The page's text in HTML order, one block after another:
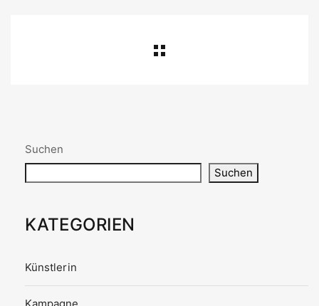
Suchen
Suchen
KATEGORIEN
Künstlerin